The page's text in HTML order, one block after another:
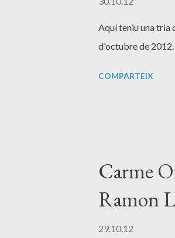
Aquí teniu una tria
d'octubre de 2012.
COMPARTEIX
Carme
Ramon
29.10.12